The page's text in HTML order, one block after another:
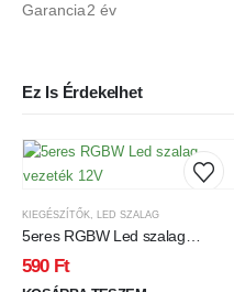
Garancia2 év
Ez Is Érdekelhet
KIEGÉSZÍTŐK, LED SZALAG
5eres RGBW Led szalag
vezeték 12V
590 Ft